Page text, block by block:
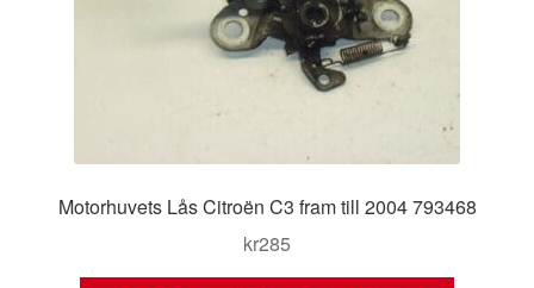
Motorhuvets Lås Citroën C3 fram till 2004 793468
kr285